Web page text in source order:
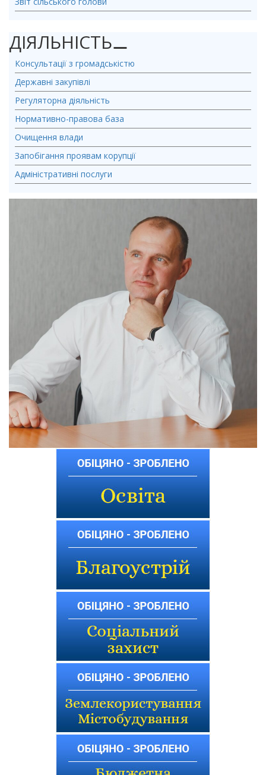
ДІЯЛЬНІСТЬ⚊
Консультації з громадськістю
Державні закупівлі
Регуляторна діяльність
Нормативно-правова база
Очищення влади
Запобігання проявам корупції
Адміністративні послуги